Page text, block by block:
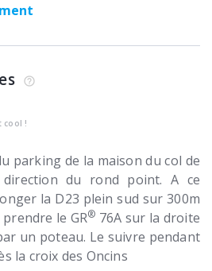
cool !
parking de la maison du col de
du rond point. A ce
la D23 plein sud sur 300m
le GR® 76A sur la droite
un poteau. Le suivre pendant
la croix des Oncins